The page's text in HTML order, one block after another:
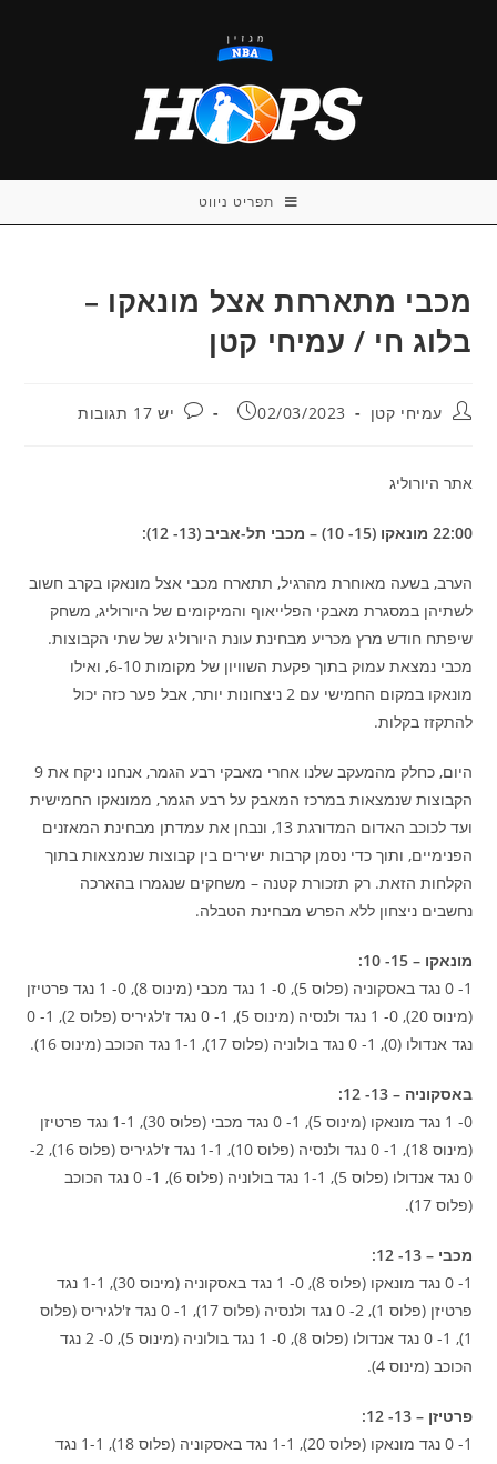
תפריט ניווט
מכבי מתארחת אצל מונאקו –
בלוג חי / עמיחי קטן
מחבר:עמיחי קטן פורסם:
02/03/2023 תגובות:
יש 17 תגובות
אתר היורוליג
22:00 מונאקו (15- 10) – מכבי תל-אביב (13- 12):
הערב, בשעה מאוחרת מהרגיל, תתארח מכבי אצל מונאקו בקרב חשוב
לשתיהן במסגרת מאבקי הפלייאוף והמיקומים של היורוליג, משחק
שיפתח חודש מרץ מכריע מבחינת עונת היורוליג של שתי הקבוצות.
מכבי נמצאת עמוק בתוך פקעת השוויון של מקומות 6-10, ואילו
מונאקו במקום החמישי עם 2 ניצחונות יותר, אבל פער כזה יכול
להתקזז בקלות.
היום, כחלק מהמעקב שלנו אחרי מאבקי רבע הגמר, אנחנו ניקח את 9
הקבוצות שנמצאות במרכז המאבק על רבע הגמר, ממונאקו החמישית
ועד לכוכב האדום המדורגת 13, ונבחן את עמדתן מבחינת המאזנים
הפנימיים, ותוך כדי נסמן קרבות ישירים בין קבוצות שנמצאות בתוך
הקלחות הזאת. רק תזכורת קטנה – משחקים שנגמרו בהארכה
נחשבים ניצחון ללא הפרש מבחינת הטבלה.
מונאקו – 15- 10:
1- 0 נגד באסקוניה (פלוס 5), 0- 1 נגד מכבי (מינוס 8), 0- 1 נגד פרטיזן
(מינוס 20), 0- 1 נגד ולנסיה (מינוס 5), 1- 0 נגד ז'לגיריס (פלוס 2), 1- 0
נגד אנדולו (0), 1- 0 נגד בולוניה (פלוס 17), 1-1 נגד הכוכב (מינוס 16).
באסקוניה – 13- 12:
0- 1 נגד מונאקו (מינוס 5), 1- 0 נגד מכבי (פלוס 30), 1-1 נגד פרטיזן
(מינוס 18), 1- 0 נגד ולנסיה (פלוס 10), 1-1 נגד ז'לגיריס (פלוס 16), 2-
0 נגד אנדולו (פלוס 5), 1-1 נגד בולוניה (פלוס 6), 1- 0 נגד הכוכב
(פלוס 17).
מכבי – 13- 12:
1- 0 נגד מונאקו (פלוס 8), 0- 1 נגד באסקוניה (מינוס 30), 1-1 נגד
פרטיזן (פלוס 1), 2- 0 נגד ולנסיה (פלוס 17), 1- 0 נגד ז'לגיריס (פלוס
1), 1- 0 נגד אנדולו (פלוס 8), 0- 1 נגד בולוניה (מינוס 5), 0- 2 נגד
הכוכב (מינוס 4).
פרטיזן – 13- 12:
1- 0 נגד מונאקו (פלוס 20), 1-1 נגד באסקוניה (פלוס 18), 1-1 נגד